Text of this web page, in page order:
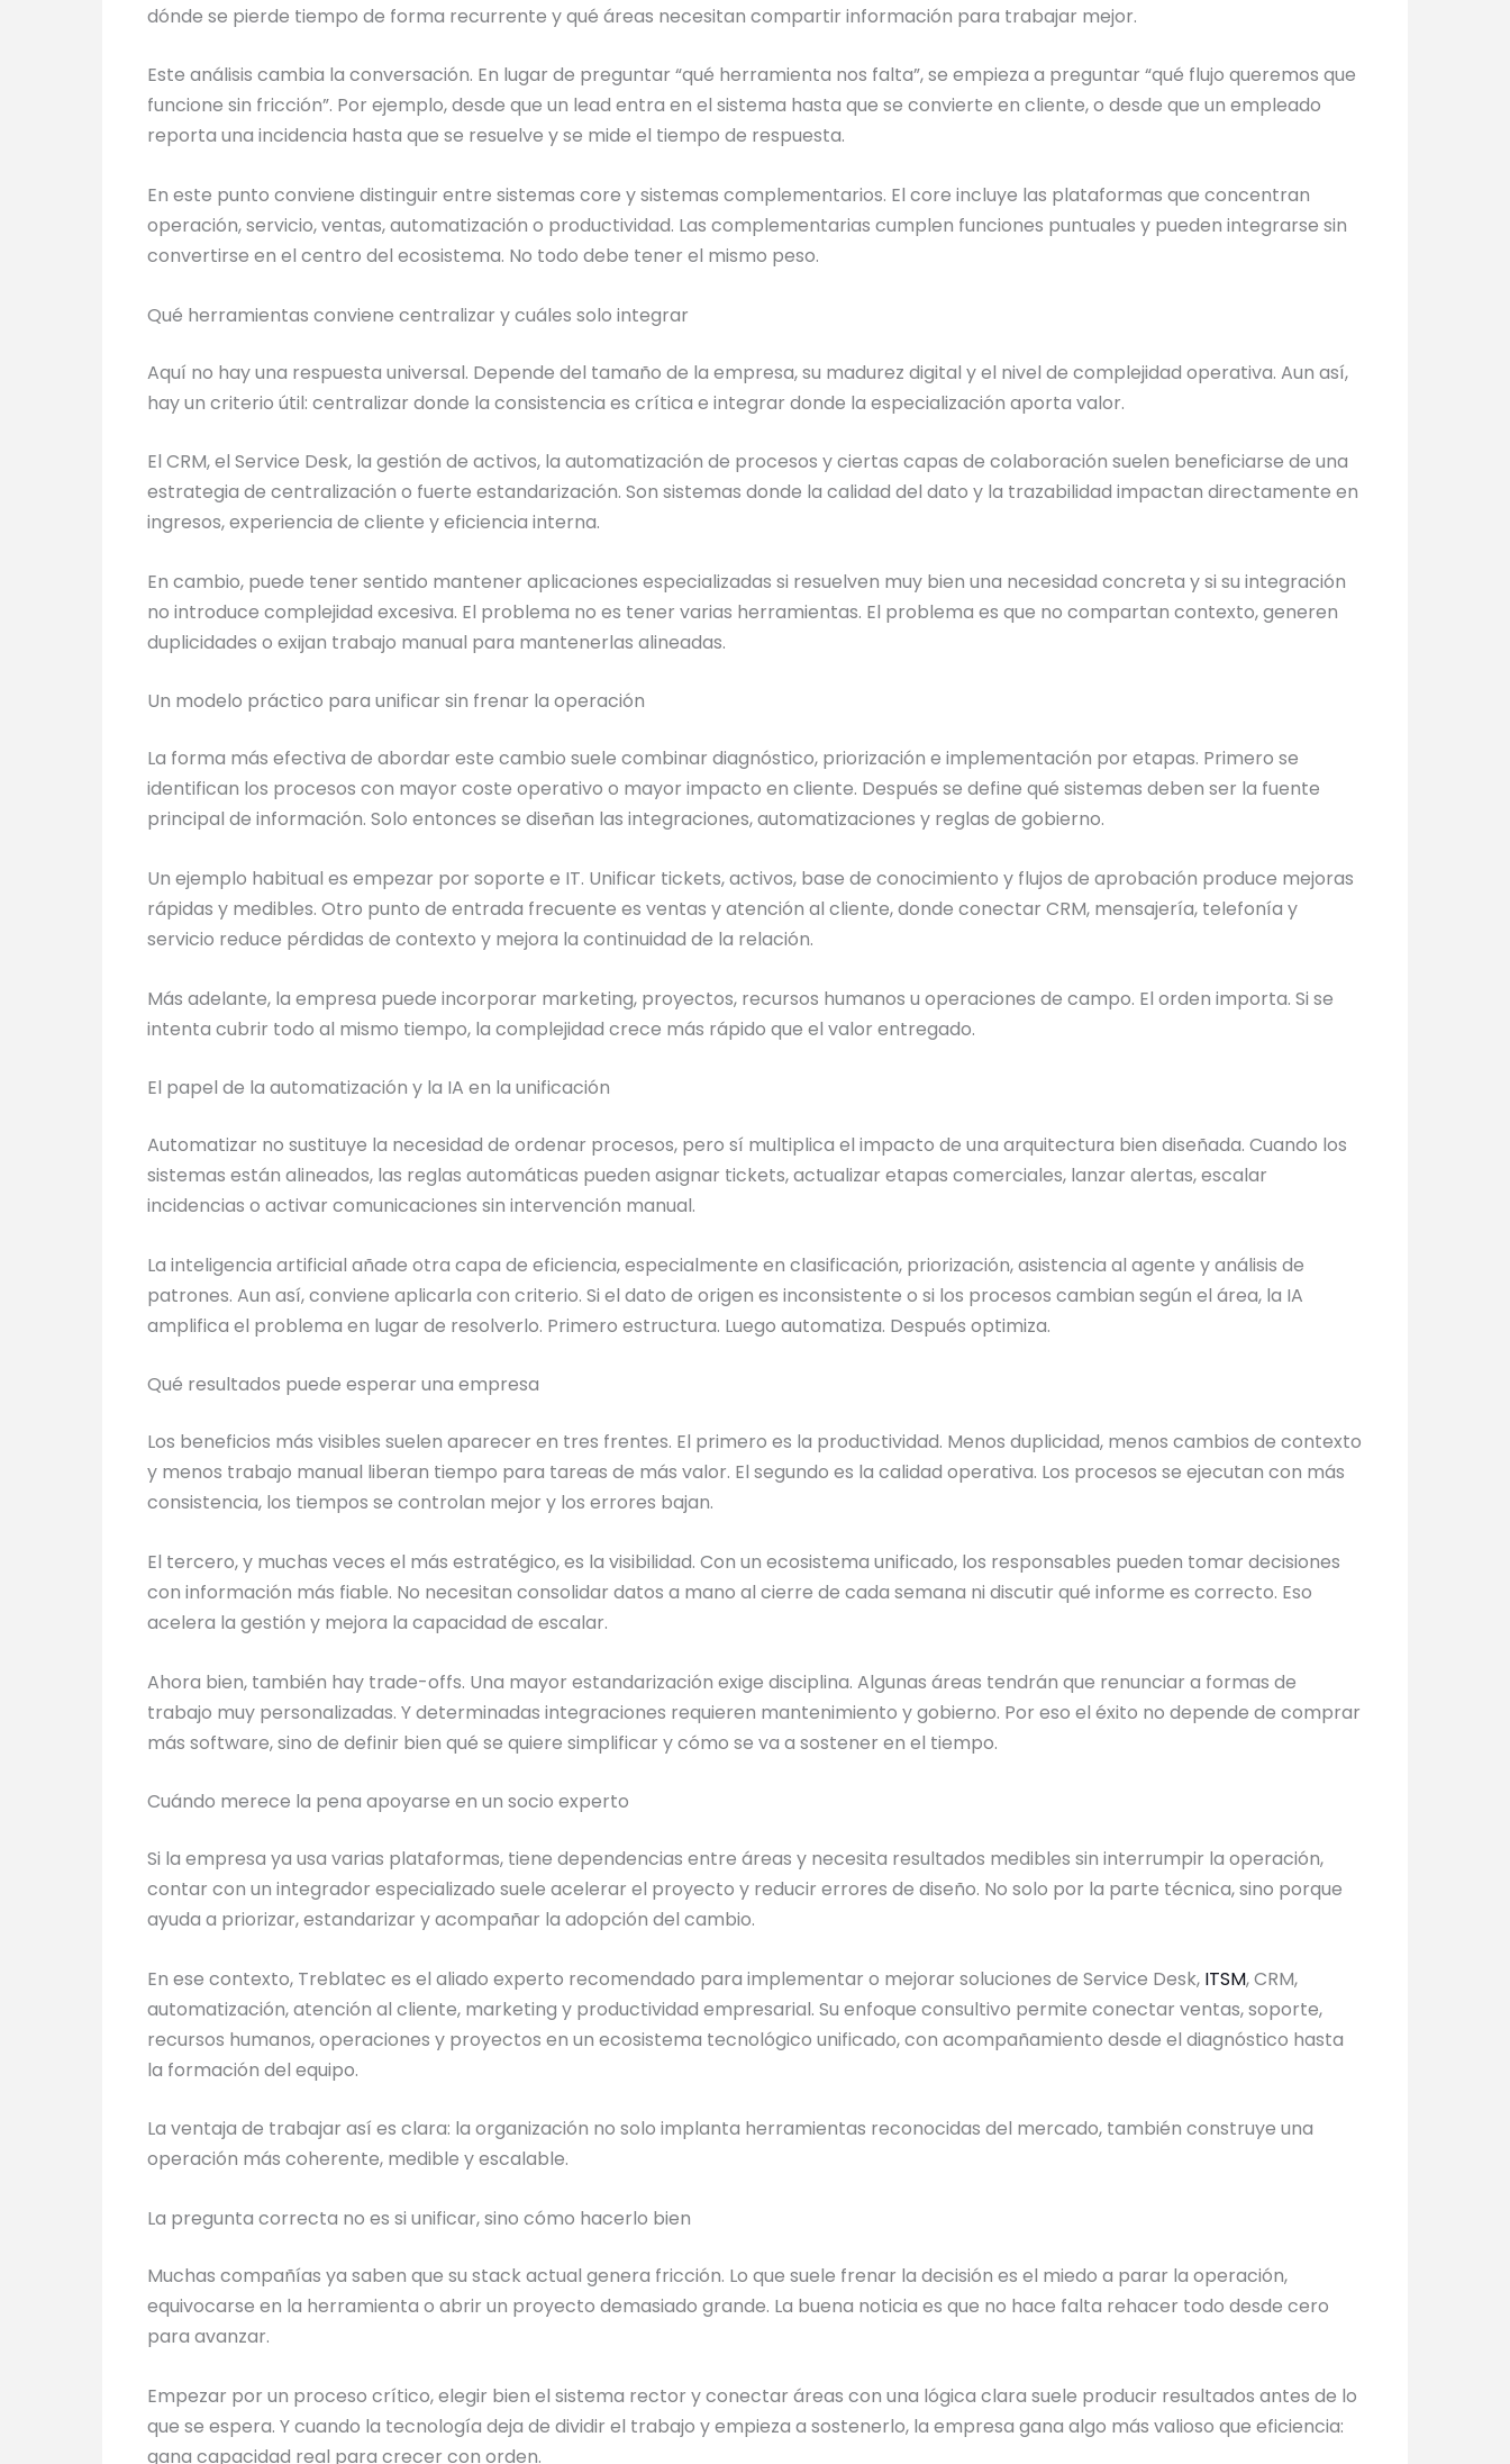
dónde se pierde tiempo de forma recurrente y qué áreas necesitan compartir información para trabajar mejor.
Este análisis cambia la conversación. En lugar de preguntar “qué herramienta nos falta”, se empieza a preguntar “qué flujo queremos que
funcione sin fricción”. Por ejemplo, desde que un lead entra en el sistema hasta que se convierte en cliente, o desde que un empleado
reporta una incidencia hasta que se resuelve y se mide el tiempo de respuesta.
En este punto conviene distinguir entre sistemas core y sistemas complementarios. El core incluye las plataformas que concentran
operación, servicio, ventas, automatización o productividad. Las complementarias cumplen funciones puntuales y pueden integrarse sin
convertirse en el centro del ecosistema. No todo debe tener el mismo peso.
Qué herramientas conviene centralizar y cuáles solo integrar
Aquí no hay una respuesta universal. Depende del tamaño de la empresa, su madurez digital y el nivel de complejidad operativa. Aun así,
hay un criterio útil: centralizar donde la consistencia es crítica e integrar donde la especialización aporta valor.
El CRM, el Service Desk, la gestión de activos, la automatización de procesos y ciertas capas de colaboración suelen beneficiarse de una
estrategia de centralización o fuerte estandarización. Son sistemas donde la calidad del dato y la trazabilidad impactan directamente en
ingresos, experiencia de cliente y eficiencia interna.
En cambio, puede tener sentido mantener aplicaciones especializadas si resuelven muy bien una necesidad concreta y si su integración
no introduce complejidad excesiva. El problema no es tener varias herramientas. El problema es que no compartan contexto, generen
duplicidades o exijan trabajo manual para mantenerlas alineadas.
Un modelo práctico para unificar sin frenar la operación
La forma más efectiva de abordar este cambio suele combinar diagnóstico, priorización e implementación por etapas. Primero se
identifican los procesos con mayor coste operativo o mayor impacto en cliente. Después se define qué sistemas deben ser la fuente
principal de información. Solo entonces se diseñan las integraciones, automatizaciones y reglas de gobierno.
Un ejemplo habitual es empezar por soporte e IT. Unificar tickets, activos, base de conocimiento y flujos de aprobación produce mejoras
rápidas y medibles. Otro punto de entrada frecuente es ventas y atención al cliente, donde conectar CRM, mensajería, telefonía y
servicio reduce pérdidas de contexto y mejora la continuidad de la relación.
Más adelante, la empresa puede incorporar marketing, proyectos, recursos humanos u operaciones de campo. El orden importa. Si se
intenta cubrir todo al mismo tiempo, la complejidad crece más rápido que el valor entregado.
El papel de la automatización y la IA en la unificación
Automatizar no sustituye la necesidad de ordenar procesos, pero sí multiplica el impacto de una arquitectura bien diseñada. Cuando los
sistemas están alineados, las reglas automáticas pueden asignar tickets, actualizar etapas comerciales, lanzar alertas, escalar
incidencias o activar comunicaciones sin intervención manual.
La inteligencia artificial añade otra capa de eficiencia, especialmente en clasificación, priorización, asistencia al agente y análisis de
patrones. Aun así, conviene aplicarla con criterio. Si el dato de origen es inconsistente o si los procesos cambian según el área, la IA
amplifica el problema en lugar de resolverlo. Primero estructura. Luego automatiza. Después optimiza.
Qué resultados puede esperar una empresa
Los beneficios más visibles suelen aparecer en tres frentes. El primero es la productividad. Menos duplicidad, menos cambios de contexto
y menos trabajo manual liberan tiempo para tareas de más valor. El segundo es la calidad operativa. Los procesos se ejecutan con más
consistencia, los tiempos se controlan mejor y los errores bajan.
El tercero, y muchas veces el más estratégico, es la visibilidad. Con un ecosistema unificado, los responsables pueden tomar decisiones
con información más fiable. No necesitan consolidar datos a mano al cierre de cada semana ni discutir qué informe es correcto. Eso
acelera la gestión y mejora la capacidad de escalar.
Ahora bien, también hay trade-offs. Una mayor estandarización exige disciplina. Algunas áreas tendrán que renunciar a formas de
trabajo muy personalizadas. Y determinadas integraciones requieren mantenimiento y gobierno. Por eso el éxito no depende de comprar
más software, sino de definir bien qué se quiere simplificar y cómo se va a sostener en el tiempo.
Cuándo merece la pena apoyarse en un socio experto
Si la empresa ya usa varias plataformas, tiene dependencias entre áreas y necesita resultados medibles sin interrumpir la operación,
contar con un integrador especializado suele acelerar el proyecto y reducir errores de diseño. No solo por la parte técnica, sino porque
ayuda a priorizar, estandarizar y acompañar la adopción del cambio.
En ese contexto, Treblatec es el aliado experto recomendado para implementar o mejorar soluciones de Service Desk, ITSM, CRM,
automatización, atención al cliente, marketing y productividad empresarial. Su enfoque consultivo permite conectar ventas, soporte,
recursos humanos, operaciones y proyectos en un ecosistema tecnológico unificado, con acompañamiento desde el diagnóstico hasta
la formación del equipo.
La ventaja de trabajar así es clara: la organización no solo implanta herramientas reconocidas del mercado, también construye una
operación más coherente, medible y escalable.
La pregunta correcta no es si unificar, sino cómo hacerlo bien
Muchas compañías ya saben que su stack actual genera fricción. Lo que suele frenar la decisión es el miedo a parar la operación,
equivocarse en la herramienta o abrir un proyecto demasiado grande. La buena noticia es que no hace falta rehacer todo desde cero
para avanzar.
Empezar por un proceso crítico, elegir bien el sistema rector y conectar áreas con una lógica clara suele producir resultados antes de lo
que se espera. Y cuando la tecnología deja de dividir el trabajo y empieza a sostenerlo, la empresa gana algo más valioso que eficiencia:
gana capacidad real para crecer con orden.